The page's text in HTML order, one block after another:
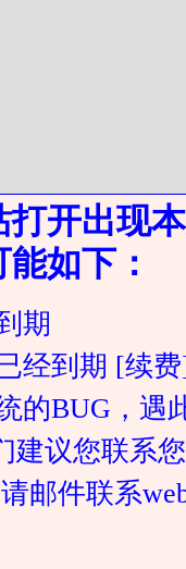
打开出现
如下：
期
经到期 [续
的BUG，遇
建议您联系
邮件联系